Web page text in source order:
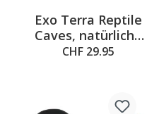
Exo Terra Reptile
Caves, natürliche
Höhle -
CHF 29.95